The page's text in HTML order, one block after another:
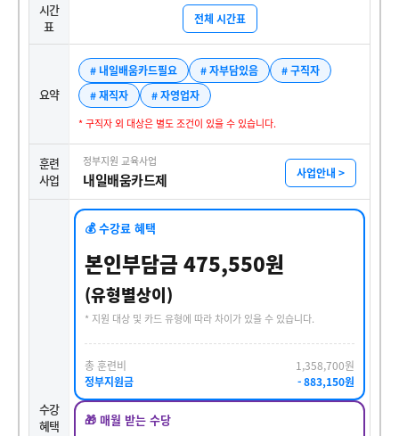
시간
표
전체 시간표
요약
# 내일배움카드필요 # 자부담있음
# 구직자
# 재직자
# 자영업자
* 구직자 외 대상은 별도 조건이 있을 수 있습니다.
훈련
사업
정부지원 교육사업
내일배움카드제 사업안내 >
수강
혜택
💰 수강료 혜택
본인부담금 475,550원
(유형별상이)
* 지원 대상 및 카드 유형에 따라 차이가 있을 수 있습니다.
총 훈련비
1,358,700원
정부지원금
- 883,150원
🎁 매월 받는 수당